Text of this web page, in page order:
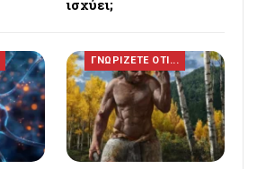
ισχύει;
ΓΝΩΡΙΖΕΤΕ ΟΤΙ...